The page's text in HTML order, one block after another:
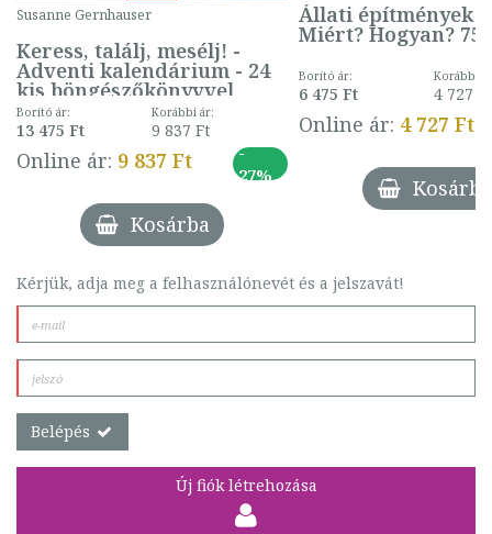
Susanne Gernhauser
Keress, találj, mesélj! -
Adventi kalendárium - 24
kis böngészőkönyvvel
(extra nagy méret) §K
Borító ár:
13 475 Ft
Korábbi ár:
9 837 Ft
Online ár: 9 837 Ft
-
27%
Kosárba
Állati építmények -
Miért? Hogyan? 75.
Borító ár:
6 475 Ft
Korábbi
4 727 Ft
Online ár: 4 727 Ft
Kosárba
Kérjük, adja meg a felhasználónevét és a jelszavát!
Belépés
Új fiók létrehozása